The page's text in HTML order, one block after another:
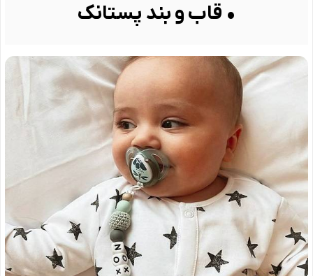
• قاب و بند پستانک